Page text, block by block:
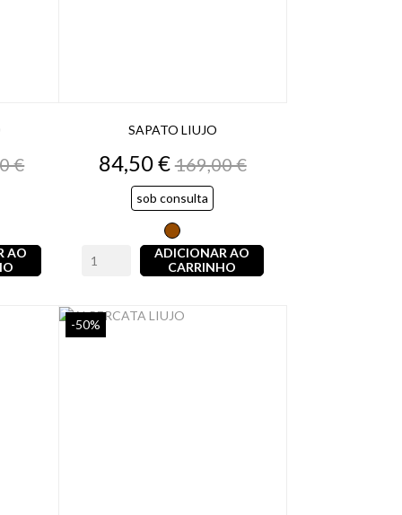
€
AO
SAPATO LIUJO
Preço
84,50 €Preço
normal
169,00 €
sob consulta
Castanho
ADICIONAR AO
CARRINHO
-50%